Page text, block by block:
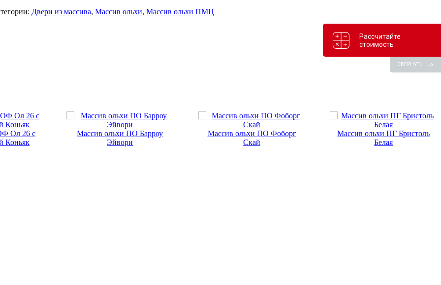
Двери из массива,Массив ольхи,Массив ольхи ПМЦ
Ол 26 с
Коньяк
Массив ольхи ПО Барроу
Эйвори
Массив ольхи ПО Фоборг
Скай
Массив ольхи ПГ Бристоль
Белая
Рассчитайте
стоимость
СВЕРНУТЬ